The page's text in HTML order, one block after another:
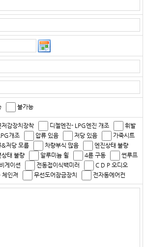
불가능
저감장치장착 디젤엔진- LPG엔진 개조
휘발
개조
압류 있음 저당 있음
가죽시트
&저당 모름
차량부식 많음
엔진상태 불량
상태 불량
알루미늄 휠 4륜 구동
썬루프
게이션
전동접이식백미러
C D P 오디오
체인져
무선도어잠금장치 전자동에어컨